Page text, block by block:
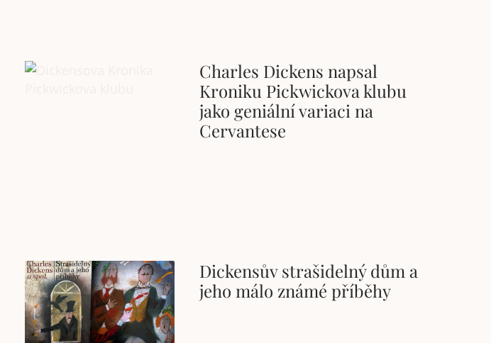
Charles Dickens napsal
Kroniku Pickwickova klubu
jako geniální variaci na
Cervantese
Dickensův strašidelný dům a
jeho málo známé příběhy